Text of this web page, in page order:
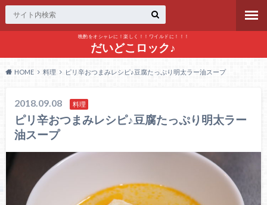
晩酌をオシャレに！楽しく！！ワイルドに！！！
だいどこロック♪
HOME 料理 ピリ辛おつまみレシピ♪豆腐たっぷり明太ラー油スープ
2018.09.08 料理
ピリ辛おつまみレシピ♪豆腐たっぷり明太ラー
油スープ